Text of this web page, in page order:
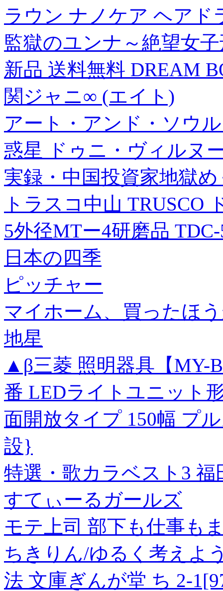
ラウン ナノケア ヘアド
監獄のユンナ～絶望女
新品 送料無料 DREAM
関ジャニ∞ (エイト)
アート・アンド・ソウ
惑星 ドゥニ・ヴィルヌ
実録・中国投資家地獄
トラスコ中山 TRUSCO
5外径MTー4研磨品
日本の四季
ピッチャー
マイホーム、買ったほ
地星
▲β三菱 照明器具【MY-
番 LEDライトユニット
面開放タイプ 150幅 プ
設}
特選・歌カラベスト3 福
すてぃーるガールズ
モテ上司 部下も仕事も
ちきりん/ゆるく考えよ
法 文庫ぎんが堂 ち 2-